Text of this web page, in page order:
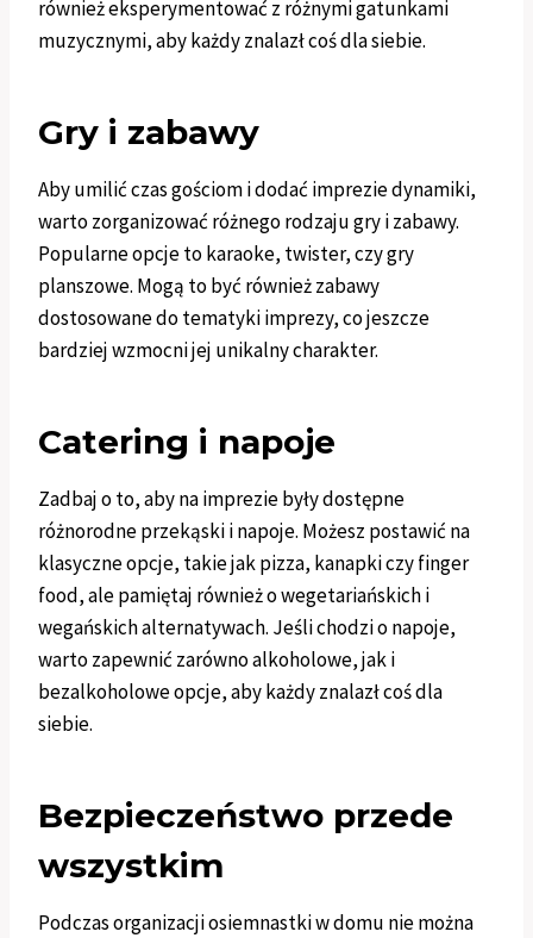
również eksperymentować z różnymi gatunkami
muzycznymi, aby każdy znalazł coś dla siebie.
Gry i zabawy
Aby umilić czas gościom i dodać imprezie dynamiki,
warto zorganizować różnego rodzaju gry i zabawy.
Popularne opcje to karaoke, twister, czy gry
planszowe. Mogą to być również zabawy
dostosowane do tematyki imprezy, co jeszcze
bardziej wzmocni jej unikalny charakter.
Catering i napoje
Zadbaj o to, aby na imprezie były dostępne
różnorodne przekąski i napoje. Możesz postawić na
klasyczne opcje, takie jak pizza, kanapki czy finger
food, ale pamiętaj również o wegetariańskich i
wegańskich alternatywach. Jeśli chodzi o napoje,
warto zapewnić zarówno alkoholowe, jak i
bezalkoholowe opcje, aby każdy znalazł coś dla
siebie.
Bezpieczeństwo przede
wszystkim
Podczas organizacji osiemnastki w domu nie można